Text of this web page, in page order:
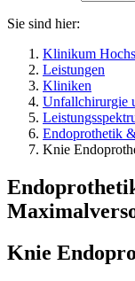
Sie sind hier:
Klinikum
Leistungen
Kliniken
Unfallchirurgie
Endoprothetik
Knie
Knie